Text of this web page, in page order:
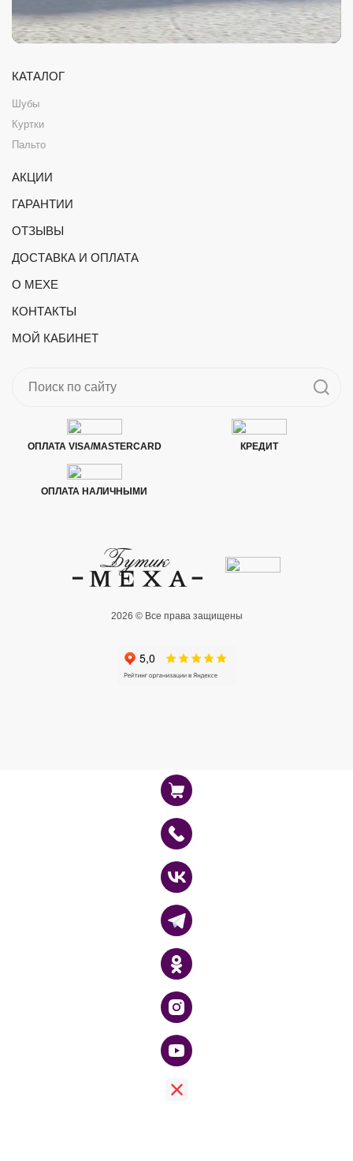
КАТАЛОГ
Шубы
Куртки
Пальто
АКЦИИ
ГАРАНТИИ
ОТЗЫВЫ
ДОСТАВКА И ОПЛАТА
О МЕХЕ
КОНТАКТЫ
МОЙ КАБИНЕТ
ОПЛАТА VISA/MASTERCARD КРЕДИТ
ОПЛАТА НАЛИЧНЫМИ
2026 © Все права защищены